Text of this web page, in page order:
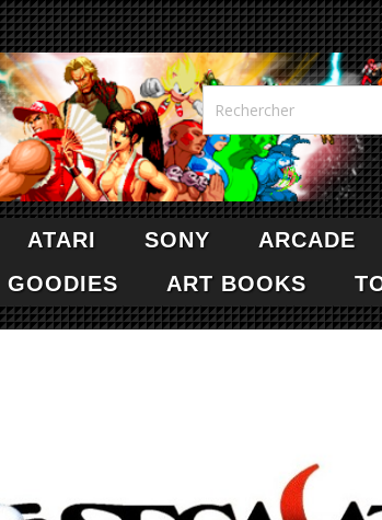
ATARI SONY
ARCADE
GOODIES ART BOOKS